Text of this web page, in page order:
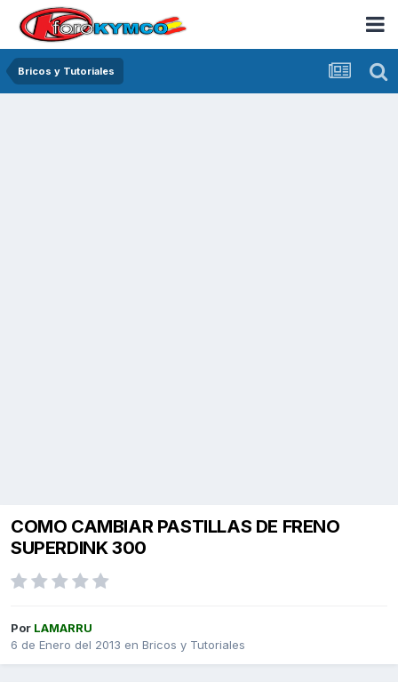
Bricos y Tutoriales
COMO CAMBIAR PASTILLAS DE FRENO
SUPERDINK 300
Por LAMARRU
6 de Enero del 2013 en Bricos y Tutoriales